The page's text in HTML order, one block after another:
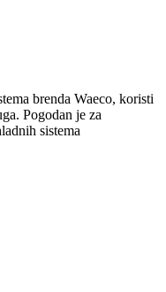
brenda Waeco, koristi
Pogodan je za
sistema